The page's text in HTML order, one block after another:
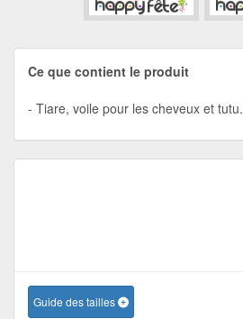
Ce que contient le produit
Tiare, voile pour les cheveux et tutu.
Guide des tailles